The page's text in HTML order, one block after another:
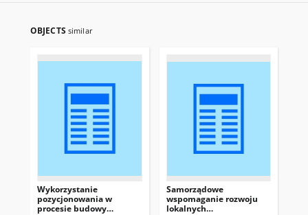
OBJECTS similar
Wykorzystanie
pozycjonowania w
procesie budowy
Samorządowe
wspomaganie rozwoju
lokalnych